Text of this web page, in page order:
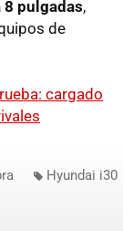
pulgadas,
de
cargado
Hyundai i30